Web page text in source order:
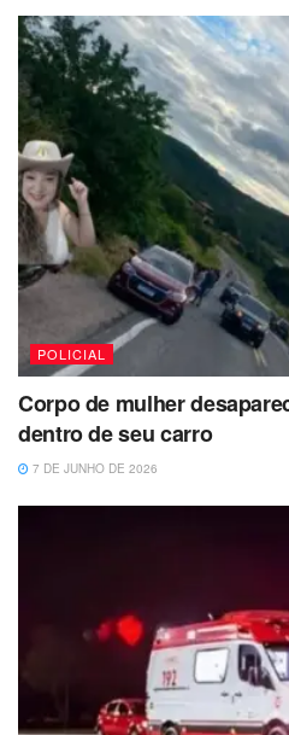
POLICIAL
Corpo de mulher
dentro de seu carro
7 DE JUNHO DE 2026